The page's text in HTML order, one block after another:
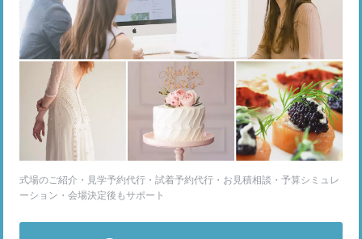
式場のご紹介・見学予約代行・試着予約代行・お見積相談・予算シミュレ
ーション・会場決定後もサポート